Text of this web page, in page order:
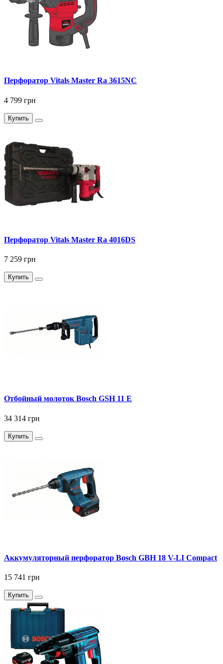
Перфоратор Vitals Master Ra 3615NC
4 799 грн
Купить
Перфоратор Vitals Master Ra 4016DS
7 259 грн
Купить
Отбойный молоток Bosch GSH 11 E
34 314 грн
Купить
Аккумуляторный перфоратор Bosch GBH 18 V-LI Compact
15 741 грн
Купить